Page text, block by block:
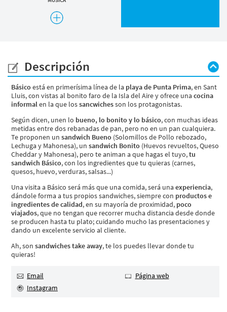
TAKE AWAY/DELIVERY
Descripción
Básico está en primerísima línea de la playa de Punta Prima, en Sant
Lluis, con vistas al bonito faro de la Isla del Aire y ofrece una cocina
informalen la que lossancwichesson los protagonistas.
Según dicen, unen lo bueno, lo bonito y lo básico, con muchas ideas
metidas entre dos rebanadas de pan, pero no en un pan cualquiera.
Te proponen un sandwich Bueno (Solomillos de Pollo rebozado,
Lechuga y Mahonesa), un sandwich Bonito (Huevos revueltos, Queso
Cheddar y Mahonesa), pero te animan a que hagas el tuyo,tu
sandwich Básico, con los ingredientes que tu quieras (carnes,
quesos, huevo, verduras, salsas...)
Una visita a Básico será más que una comida, será una experiencia,
dándole forma a tus propios sandwiches, siempre con productos e
ingredientes de calidad, en su mayoría de proximidad, poco
viajados, que no tengan que recorrer mucha distancia desde donde
se producen hasta tu plato; cuidando mucho las presentaciones y
dando un excelente servicio al cliente.
Ah, son sandwiches take away, te los puedes llevar donde tu
quieras!
Email
Página web
Instagram